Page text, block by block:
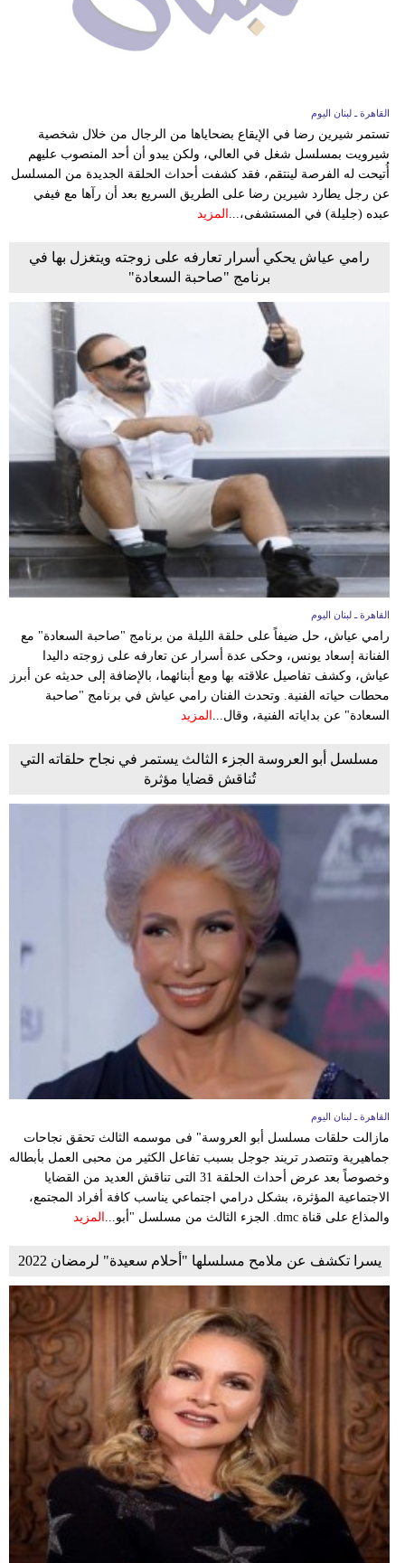
القاهرة ـ لبنان اليوم
تستمر شيرين رضا في الإيقاع بضحاياها من الرجال من خلال شخصية
شيرويت بمسلسل شغل في العالي، ولكن يبدو أن أحد المنصوب عليهم
أُتيحت له الفرصة لينتقم، فقد كشفت أحداث الحلقة الجديدة من المسلسل
عن رجل يطارد شيرين رضا على الطريق السريع بعد أن رآها مع فيفي
عبده (جليلة) في المستشفى،... المزيد
رامي عياش يحكي أسرار تعارفه على زوجته ويتغزل بها في
برنامج "صاحبة السعادة"
القاهرة ـ لبنان اليوم
رامي عياش، حل ضيفاً على حلقة الليلة من برنامج "صاحبة السعادة" مع
الفنانة إسعاد يونس، وحكى عدة أسرار عن تعارفه على زوجته داليدا
عياش، وكشف تفاصيل علاقته بها ومع أبنائهما، بالإضافة إلى حديثه عن أبرز
محطات حياته الفنية. وتحدث الفنان رامي عياش في برنامج "صاحبة
السعادة" عن بداياته الفنية، وقال...
المزيد
مسلسل أبو العروسة الجزء الثالث يستمر في نجاح حلقاته التي
تُناقش قضايا مؤثرة
القاهرة ـ لبنان اليوم
مازالت حلقات مسلسل أبو العروسة" فى موسمه الثالث تحقق نجاحات
جماهيرية وتتصدر تريند جوجل بسبب تفاعل الكثير من محبى العمل بأبطاله
وخصوصاً بعد عرض أحداث الحلقة 31 التى تناقش العديد من القضايا
الاجتماعية المؤثرة، بشكل درامي اجتماعي يناسب كافة أفراد المجتمع،
والمذاع على قناة dmc. الجزء الثالث من مسلسل "أبو...
المزيد
يسرا تكشف عن ملامح مسلسلها "أحلام سعيدة" لرمضان 2022